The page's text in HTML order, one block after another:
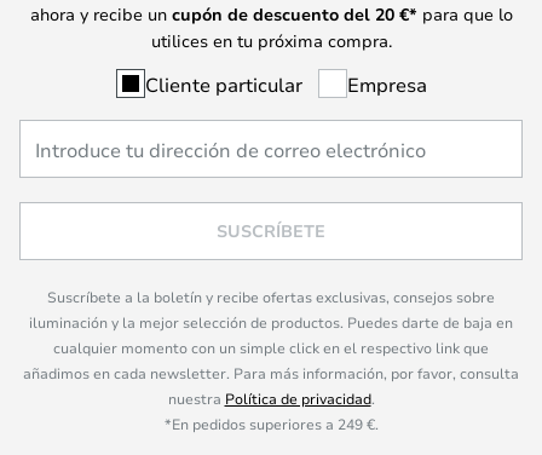
ahora y recibe un cupón de descuento del 20 €* para que lo
utilices en tu próxima compra.
Cliente particular Empresa
SUSCRÍBETE
Suscríbete a la boletín y recibe ofertas exclusivas, consejos sobre
iluminación y la mejor selección de productos. Puedes darte de baja en
cualquier momento con un simple click en el respectivo link que
añadimos en cada newsletter. Para más información, por favor, consulta
nuestra Política de privacidad.
*En pedidos superiores a 249 €.